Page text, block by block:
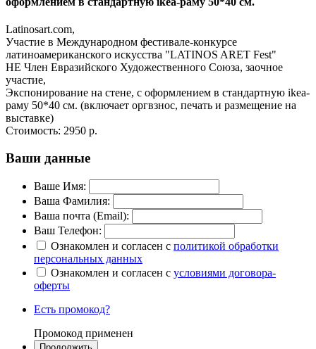
Latinosart.com,
Участие в Международном фестивале-конкурсе
латиноамериканского искусства "LATINOS ARET Fest"
НЕ Член Евразийского Художественного Союза, заочное
участие,
Экспонирование на стене, с оформлением в стандартную ikea-
раму 50*40 см. (включает оргвзнос, печать и размещение на
выставке)
Стоимость: 2950 р.
Ваши данные
Ваше Имя:
Ваша Фамилия:
Ваша почта (Email):
Ваш Телефон:
Ознакомлен и согласен с политикой обработки
персональных данных
Ознакомлен и согласен с условиями договора-
оферты
Есть промокод?
Промокод применен